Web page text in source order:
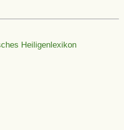
Heiligenlexikon